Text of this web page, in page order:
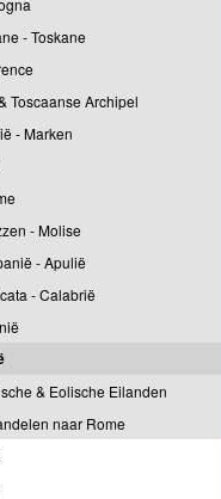
- Toskane
Toscaanse Archipel
- Marken
- Molise
- Apulië
- Calabrië
& Eolische Eilanden
naar Rome